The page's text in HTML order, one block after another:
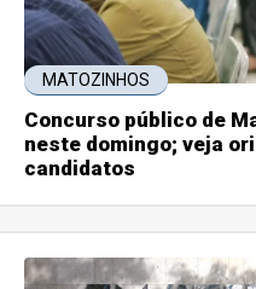
MATOZINHOS
Concurso público de
neste domingo; veja
candidatos